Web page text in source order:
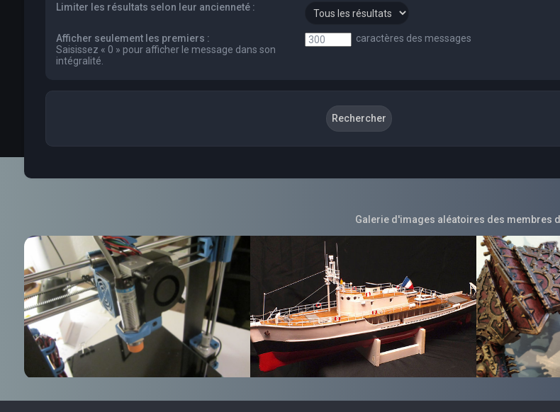
Limiter les résultats selon leur ancienneté :
Afficher seulement les premiers :
Saisissez « 0 » pour afficher le message dans son
intégralité.
caractères des messages
Galerie d'images aléatoires des membres